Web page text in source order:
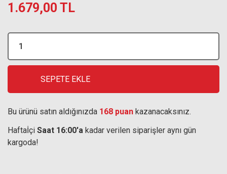
1.679,00 TL
SEPETE EKLE
Bu ürünü satın aldığınızda 168 puan kazanacaksınız.
Haftaİçi Saat 16:00'a kadar verilen siparişler aynı gün
kargoda!